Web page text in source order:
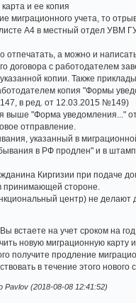
и ее копия
миграционного учета, то
А4 в местный отдел УВМ
отпечатать, а можно и
договора с работодателем
копии. Также
копия "Формы
в ред. от 12.03.2015 №149)
выше "Форма уведомления..."
отправление.
указанный в
в РФ продлен" и в
Киргизии при подаче
принимающей стороне.
центр) не делают
встаете на учет сроком на
новую миграционную
получите продление
в течение этого нового
(2018-08-08 12:41:52)